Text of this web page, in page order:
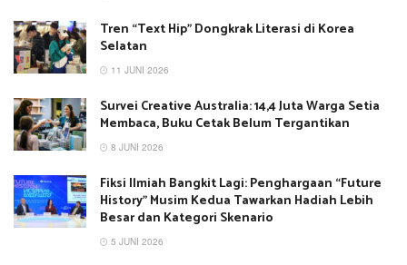
Tren “Text Hip” Dongkrak Literasi di Korea
Selatan
11 JUNI 2026
Survei Creative Australia: 14,4 Juta Warga Setia
Membaca, Buku Cetak Belum Tergantikan
8 JUNI 2026
Fiksi Ilmiah Bangkit Lagi: Penghargaan “Future
History” Musim Kedua Tawarkan Hadiah Lebih
Besar dan Kategori Skenario
5 JUNI 2026